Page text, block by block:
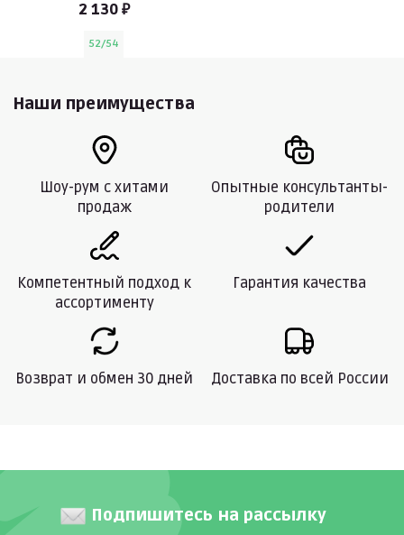
2 130 ₽
52/54
Наши преимущества
Шоу-рум с хитами
продаж
Опытные консультанты-
родители
Компетентный подход к
ассортименту
Гарантия качества
Возврат и обмен 30 дней Доставка по всей России
Подпишитесь на рассылку